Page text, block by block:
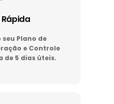
Plano de
e Controle
de 5 dias úteis.